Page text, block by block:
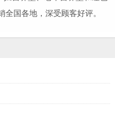
国各地，深受顾客好评。